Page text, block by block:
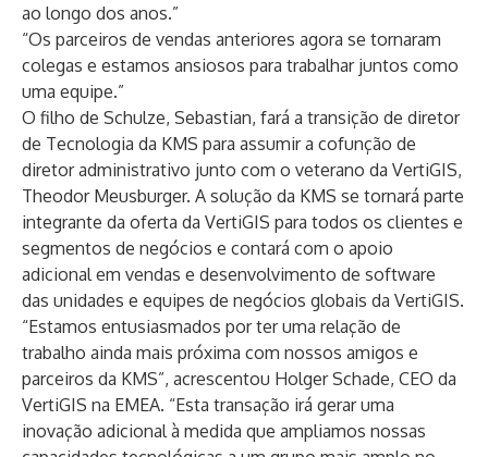
ao longo dos anos.”
“Os parceiros de vendas anteriores agora se tornaram
colegas e estamos ansiosos para trabalhar juntos como
uma equipe.”
O filho de Schulze, Sebastian, fará a transição de diretor
de Tecnologia da KMS para assumir a cofunção de
diretor administrativo junto com o veterano da VertiGIS,
Theodor Meusburger. A solução da KMS se tornará parte
integrante da oferta da VertiGIS para todos os clientes e
segmentos de negócios e contará com o apoio
adicional em vendas e desenvolvimento de software
das unidades e equipes de negócios globais da VertiGIS.
“Estamos entusiasmados por ter uma relação de
trabalho ainda mais próxima com nossos amigos e
parceiros da KMS”, acrescentou Holger Schade, CEO da
VertiGIS na EMEA. “Esta transação irá gerar uma
inovação adicional à medida que ampliamos nossas